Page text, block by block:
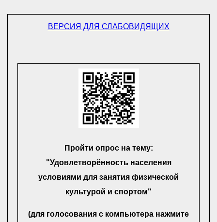
ВЕРСИЯ ДЛЯ СЛАБОВИДЯЩИХ
Пройти опрос на тему:
"Удовлетворённость населения
условиями для занятия физической
культурой и спортом"
(для голосования с компьютера нажмите